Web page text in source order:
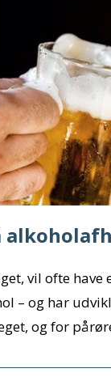
vil ofte
– og har
og for